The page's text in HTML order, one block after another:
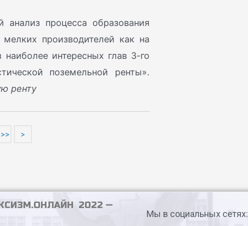
анализ процесса образования
производителей как на
интересных глав 3-го
поземельной ренты».
ренту
>
2022 —
Мы в социальных сетях: